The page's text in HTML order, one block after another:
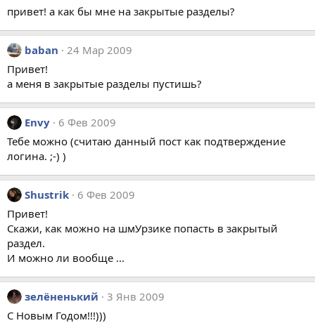
привет! а как бы мне на закрытые разделы?
baban
24 Мар 2009
Привет!
а меня в закрытые разделы пустишь?
Envy
6 Фев 2009
Тебе можно (считаю данный пост как подтверждение
логина. ;-) )
Shustrik
6 Фев 2009
Привет!
Скажи, как можно на шмУрзике попасть в закрытый
раздел.
И можно ли вообще ...
зелёненький
3 Янв 2009
С Новым Годом!!!)))